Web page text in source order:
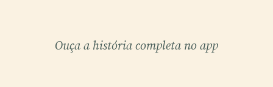
Ouça a história completa no app